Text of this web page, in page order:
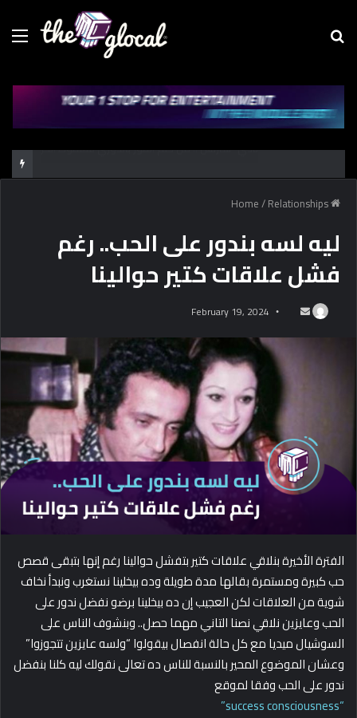
Menu
/Relationships
ليه لسه بندور على الحب.. رغم
فشل علاقات كتير حوالينا
m
a
i
February 19, 2024
الفترة الأخيرة بنلاقي علاقات كتير بتفشل حوالينا رغم إنها بتبقى قصص
حب كبيرة ومستمرة بقالها مدة طويلة وده بيخلينا نستغرب ونبدأ نخاف
شوية من العلاقات لكن العجيب إن ده بيخلينا برضو نفضل ندور على
الحب وعايزين نلاقي نصنا التاني مهما حصل.. وبنشوف الناس على
السوشيال ميديا مع كل حالة انفصال بيقولوا “ولسه عايزين تتجوزوا”
وعشان الموضوع المحير بالنسبة للناس ده تعالى نقولك ليه كلنا بنفضل
ندور على الحب وفقا لموقع
“success consciousness”